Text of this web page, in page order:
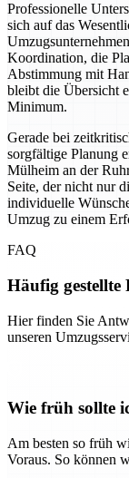
Professionelle
sich auf das
Koordination, die
Abstimmung mit
bleibt die Übersicht
Minimum.
Gerade bei
sorgfältige Planung
Mülheim an der
Seite, der nicht nur
individuelle
Umzug zu einem
FAQ
Häufig gestellte
Hier finden Sie
unseren
Wie früh sollte
Am besten so früh
Voraus. So können